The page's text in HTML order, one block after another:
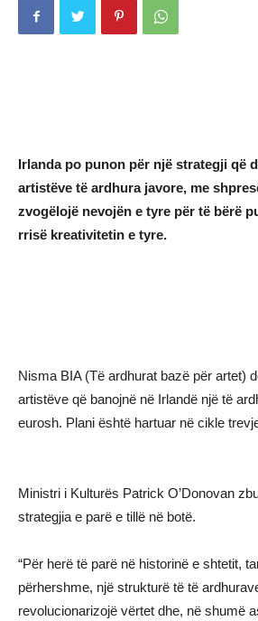
Irlanda po punon për një strategji që
artistëve të ardhura javore, me
zvogëlojë nevojën e tyre për të bërë
rrisë kreativitetin e tyre.
Nisma BIA (Të ardhurat bazë për artet)
artistëve që banojnë në Irlandë një të
eurosh. Plani është hartuar në cikle
Ministri i Kulturës Patrick O’Donovan
strategjia e parë e tillë në botë.
“Për herë të parë në historinë e shtetit,
përhershme, një strukturë të të
revolucionarizojë vërtet dhe, në shumë